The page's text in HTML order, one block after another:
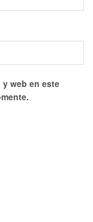
web en este